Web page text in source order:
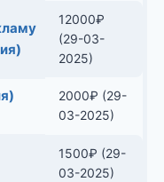
12000₽
(29-03-
2025)
2000₽ (29-
03-2025)
1500₽ (29-
03-2025)